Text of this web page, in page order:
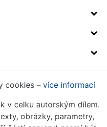
cookies – více informací
v celku autorským dílem.
obrázky, parametry,